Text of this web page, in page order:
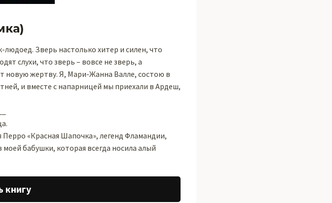
Зверь настолько хитер и силен, что
слухи, что зверь – вовсе не зверь, а
новую жертву. Я, Мари-Жанна Валле, состою в
и вместе с напарницей мы приехали в Ардеш,
«Красная Шапочка», легенд Фламандии,
бабушки, которая всегда носила алый
книгу